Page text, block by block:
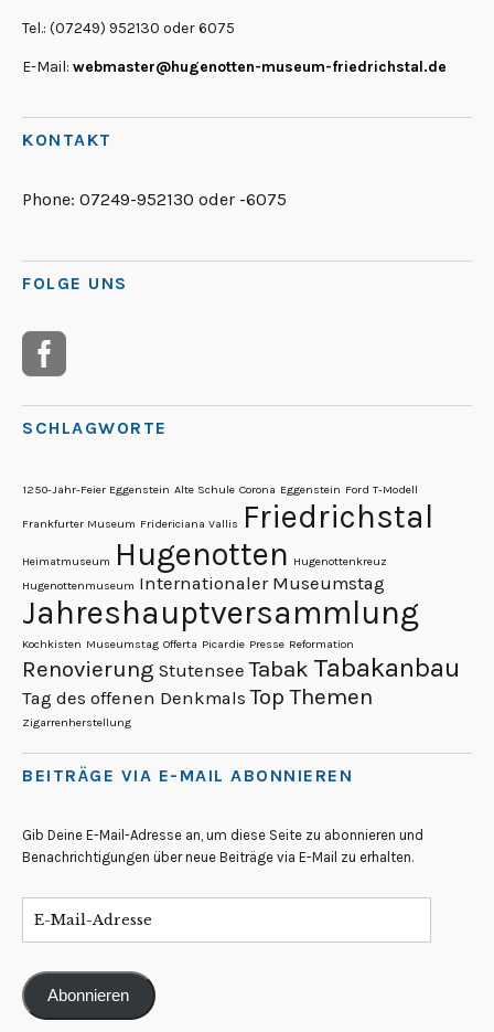
Tel.: (07249) 952130 oder 6075
E-Mail: webmaster@hugenotten-museum-friedrichstal.de
KONTAKT
Phone: 07249-952130 oder -6075
FOLGE UNS
SCHLAGWORTE
1250-Jahr-Feier Eggenstein Alte Schule Corona Eggenstein Ford T-Modell
Frankfurter Museum Fridericiana Vallis Friedrichstal
Heimatmuseum Hugenotten Hugenottenkreuz
Hugenottenmuseum Internationaler Museumstag
Jahreshauptversammlung
Kochkisten Museumstag Offerta Picardie Presse Reformation
Renovierung Stutensee Tabak Tabakanbau
Tag des offenen Denkmals Top Themen
Zigarrenherstellung
BEITRÄGE VIA E-MAIL ABONNIEREN
Gib Deine E-Mail-Adresse an, um diese Seite zu abonnieren und
Benachrichtigungen über neue Beiträge via E-Mail zu erhalten.
Abonnieren